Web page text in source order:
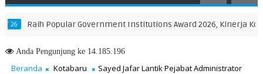
Raih Popular Government Institutions Award 2026, Kinerja
AndaPengunjung ke 14.185.196
Beranda Kotabaru
Sayed Jafar Lantik Pejabat Administrator